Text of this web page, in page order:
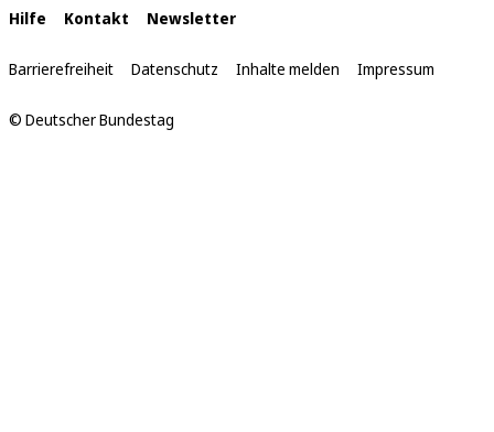
Interne
Links
Hilfe Kontakt Newsletter
Barrierefreiheit Datenschutz Inhalte melden Impressum
© Deutscher Bundestag